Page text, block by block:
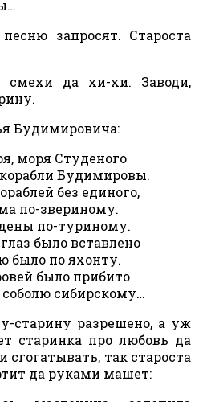
запросят. Староста
да хи-хи. Заводи,
Будимировича:
моря Студеного
Будимировы.
без единого,
по-звериному.
по-туриному.
было вставлено
было по яхонту.
было прибито
сибирскому…
старину разрешено, а уж
старинка про любовь да
так староста
да руками машет: